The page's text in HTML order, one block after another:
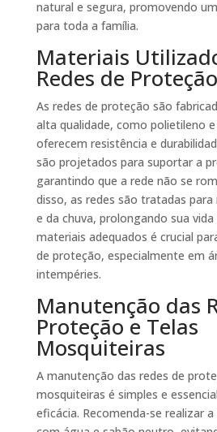
natural e segura, promovendo
para toda a família.
Materiais
Redes de Proteção
As redes de proteção são
alta qualidade, como polietileno
oferecem resistência e
são projetados para suportar a
garantindo que a rede não se
disso, as redes são tratadas
e da chuva, prolongando sua
materiais adequados é crucial
de proteção, especialmente em
intempéries.
Manutenção das
Proteção e Telas
Mosquiteiras
A manutenção das redes de
mosquiteiras é simples e
eficácia. Recomenda-se realizar